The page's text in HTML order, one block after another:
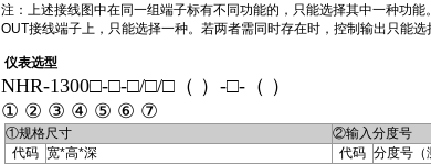
注：上述接线图中在同一组端子标有不同功能的，只能选择其中一种功
OUT接线端子上，只能选择一种。若两者需同时存在时，控制输出只能选
仪表选型
NHR-1300□-□-□/□/□（ ）-□-（ ）
① ② ③ ④ ⑤ ⑥ ⑦
①规格尺寸
②输入分度号
代码 宽*高*深 代码 分度号（